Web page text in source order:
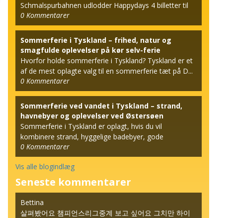
Schmalspurbahnen udlodder Happydays 4 billetter til
den berømt...
0 Kommentarer
Sommerferie i Tyskland – frihed, natur og
smagfulde oplevelser på kør selv-ferie
Hvorfor holde sommerferie i Tyskland? Tyskland er et
af de mest oplagte valg til en sommerferie tæt på D...
0 Kommentarer
Sommerferie ved vandet i Tyskland – strand,
havnebyer og oplevelser ved Østersøen
Sommerferie i Tyskland er oplagt, hvis du vil
kombinere strand, hyggelige badebyer, gode
hotelophold og k...
0 Kommentarer
Vis alle blogindlæg
Seneste kommentarer
Bettina
살펴봤어요 챔피언스리그중계 보고 싶어요 그치만 하이